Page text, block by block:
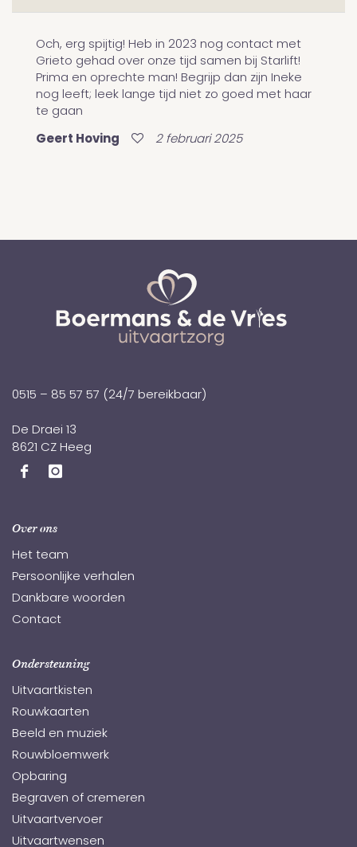
Och, erg spijtig! Heb in 2023 nog contact met
Grieto gehad over onze tijd samen bij Starlift!
Prima en oprechte man! Begrijp dan zijn Ineke
nog leeft; leek lange tijd niet zo goed met haar
te gaan
Geert Hoving 2 februari 2025
0515 – 85 57 57 (24/7 bereikbaar)
De Draei 13
8621 CZ Heeg
Over ons
Het team
Persoonlijke verhalen
Dankbare woorden
Contact
Ondersteuning
Uitvaartkisten
Rouwkaarten
Beeld en muziek
Rouwbloemwerk
Opbaring
Begraven of cremeren
Uitvaartvervoer
Uitvaartwensen